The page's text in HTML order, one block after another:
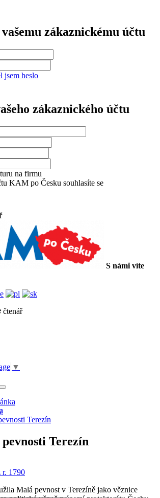
zákaznickému účtu
jsem heslo
zákaznického účtu
na firmu
KAM po Česku souhlasíte se
S námi víte
čtenář
▼
Toggle
navigation
Terezín
Terezín
Malá pevnost v Terezíně jako věznice